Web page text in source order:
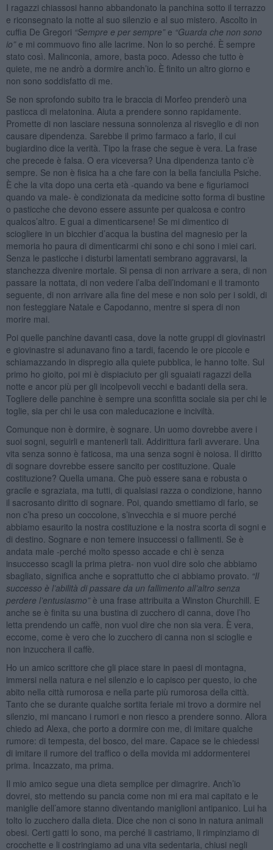
I ragazzi chiassosi hanno abbandonato la panchina sotto il terrazzo
e riconsegnato la notte al suo silenzio e al suo mistero. Ascolto in
cuffia De Gregori “Sempre e per sempre”e “Guarda che non sono
io” e mi commuovo fino alle lacrime. Non lo so perché. È sempre
stato così. Malinconia, amore, basta poco. Adesso che tutto è
quiete, me ne andrò a dormire anch’io. È finito un altro giorno e
non sono soddisfatto di me.
Se non sprofondo subito tra le braccia di Morfeo prenderò una
pasticca di melatonina. Aiuta a prendere sonno rapidamente.
Promette di non lasciare nessuna sonnolenza al risveglio e di non
causare dipendenza. Sarebbe il primo farmaco a farlo, il cui
bugiardino dice la verità. Tipo la frase che segue è vera. La frase
che precede è falsa. O era viceversa? Una dipendenza tanto c’è
sempre. Se non è fisica ha a che fare con la bella fanciulla Psiche.
È che la vita dopo una certa età -quando va bene e figuriamoci
quando va male- è condizionata da medicine sotto forma di bustine
o pasticche che devono essere assunte per qualcosa e contro
qualcos’altro. E guai a dimenticarsene! Se mi dimentico di
sciogliere in un bicchier d’acqua la bustina del magnesio per la
memoria ho paura di dimenticarmi chi sono e chi sono i miei cari.
Senza le pasticche i disturbi lamentati sembrano aggravarsi, la
stanchezza divenire mortale. Si pensa di non arrivare a sera, di non
passare la nottata, di non vedere l’alba dell’indomani e il tramonto
seguente, di non arrivare alla fine del mese e non solo per i soldi, di
non festeggiare Natale e Capodanno, mentre si spera di non
morire mai.
Poi quelle panchine davanti casa, dove la notte gruppi di giovinastri
e giovinastre si adunavano fino a tardi, facendo le ore piccole e
schiamazzando in dispregio alla quiete pubblica, le hanno tolte. Sul
primo ho gioito, poi mi è dispiaciuto per gli sguaiati ragazzi della
notte e ancor più per gli incolpevoli vecchi e badanti della sera.
Togliere delle panchine è sempre una sconfitta sociale sia per chi le
toglie, sia per chi le usa con maleducazione e inciviltà.
Comunque non è dormire, è sognare. Un uomo dovrebbe avere i
suoi sogni, seguirli e mantenerli tali. Addirittura farli avverare. Una
vita senza sonno è faticosa, ma una senza sogni è noiosa. Il diritto
di sognare dovrebbe essere sancito per costituzione. Quale
costituzione? Quella umana. Che può essere sana e robusta o
gracile e sgraziata, ma tutti, di qualsiasi razza o condizione, hanno
il sacrosanto diritto di sognare. Poi, quando smettiamo di farlo, se
non c’ha preso un coccolone, s’invecchia e si muore perché
abbiamo esaurito la nostra costituzione e la nostra scorta di sogni e
di destino. Sognare e non temere insuccessi o fallimenti. Se è
andata male -perché molto spesso accade e chi è senza
insuccesso scagli la prima pietra- non vuol dire solo che abbiamo
sbagliato, significa anche e soprattutto che ci abbiamo provato. “Il
successo è l’abilità di passare da un fallimento all’altro senza
perdere l’entusiasmo”è una frase attribuita a Winston Churchill. E
anche se è finita su una bustina di zucchero di canna, dove l’ho
letta prendendo un caffè, non vuol dire che non sia vera. È vera,
eccome, come è vero che lo zucchero di canna non si scioglie e
non inzucchera il caffè.
Ho un amico scrittore che gli piace stare in paesi di montagna,
immersi nella natura e nel silenzio e lo capisco per questo, io che
abito nella città rumorosa e nella parte più rumorosa della città.
Tanto che se durante qualche sortita feriale mi trovo a dormire nel
silenzio, mi mancano i rumori e non riesco a prendere sonno. Allora
chiedo ad Alexa, che porto a dormire con me, di imitare qualche
rumore: di tempesta, del bosco, del mare. Capace se le chiedessi
di imitare il rumore del traffico o della movida mi addormenterei
prima. Incazzato, ma prima.
Il mio amico segue una dieta semplice per dimagrire. Anch’io
dovrei, sto mettendo su pancia come non mi era mai capitato e le
maniglie dell’amore stanno diventando maniglioni antipanico. Lui ha
tolto lo zucchero dalla dieta. Dice che non ci sono in natura animali
obesi. Certi gatti lo sono, ma perché li castriamo, li rimpinziamo di
crocchette e li costringiamo ad una vita sedentaria, chiusi negli